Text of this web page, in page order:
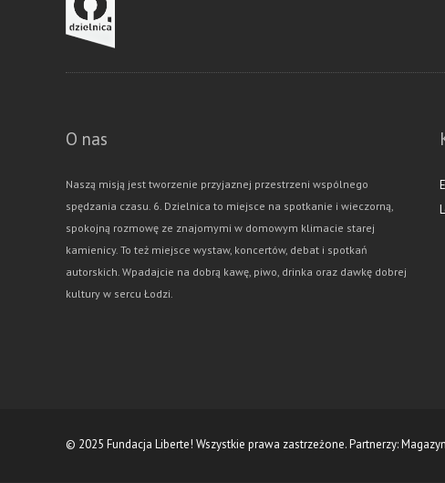
O nas
Naszą misją jest tworzenie przyjaznej przestrzeni wspólnego
spędzania czasu. 6. Dzielnica to miejsce na spotkanie i wieczorną,
spokojną rozmowę ze znajomymi w domowym klimacie starej
kamienicy. To też miejsce wystaw, koncertów, debat i spotkań
autorskich. Wpadajcie na dobrą kawę, piwo, drinka oraz dawkę dobrej
kultury w sercu Łodzi.
© 2025 Fundacja Liberte! Wszystkie prawa zastrzeżone. Partnerzy: